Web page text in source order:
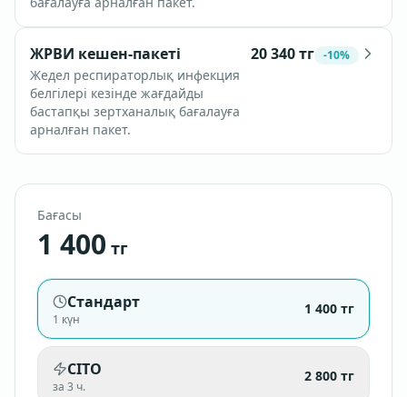
ЖРВИ кешен-пакеті
Жедел респираторлық инфекция
белгілері кезінде жағдайды
бастапқы зертханалық бағалауға
арналған пакет.
20 340тг -10%
Бағасы
1 400 тг
Стандарт
1 күн
1 400 тг
CITO
за 3 ч.
2 800 тг